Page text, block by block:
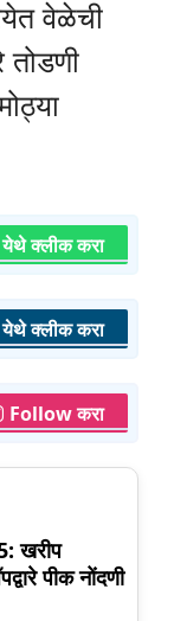
वेळेची
तोडणी
येथे क्लीक करा
येथे क्लीक करा
Follow करा
खरीप
पीक नोंदणी